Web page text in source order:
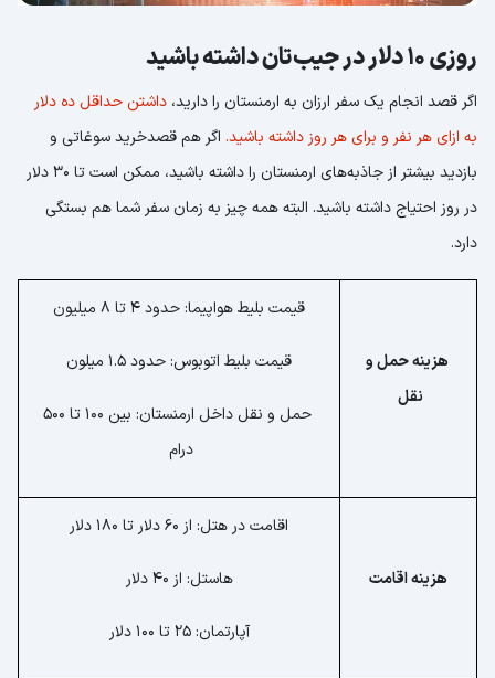
روزی 10 دلار در جیب‌تان داشته باشید
اگر قصد انجام یک سفر ارزان به ارمنستان را دارید، داشتن حداقل ده دلار
به ازای هر نفر و برای هر روز داشته باشید. اگر هم قصدخرید سوغاتی و
بازدید بیشتر از جاذبه‌های ارمنستان را داشته باشید، ممکن است تا 30 دلار
در روز احتیاج داشته باشید. البته همه چیز به زمان سفر شما هم بستگی
دارد.
هزینه حمل و
نقل
قیمت بلیط هواپیما: حدود 4 تا 8 میلیون
قیمت بلیط اتوبوس: حدود 1.5 میلون
حمل و نقل داخل ارمنستان: بین 100 تا 500
درام
هزینه اقامت
اقامت در هتل: از 60 دلار تا 180 دلار
هاستل: از 40 دلار
آپارتمان: 25 تا 100 دلار